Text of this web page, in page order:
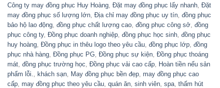
Công ty may đồng phục Huy Hoàng Đặt may đồng phục lấy nhanh Đặt
may đồng phục số lượng lớn Địa chỉ may đồng phục uy tín đồng phục
bảo hộ lao động đồng phục chất lượng cao đồng phục công sở đồng
phục công ty, Đồng phục doanh nghiệp đồng phục học sinh đồng phục
huy hoàng Đồng phục in thêu logo theo yêu cầu đồng phục lớp đồng
phục nhà hàng Đồng phục PG Đồng phục sự kiện Đồng phục thoáng
mát đồng phục trường học Đồng phục vải cao cấp Hoàn tiền nếu sản
phẩm lỗi.
khách sạn May đồng phục bền đẹp may đồng phục cao
cấp may đồng phục theo yêu cầu quán ăn sinh viên spa thấm hút